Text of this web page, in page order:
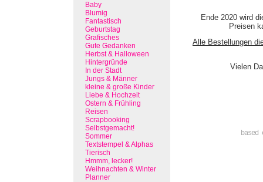
Ende 2020 wird
Preisen
Alle Bestellungen
Vielen
Baby
Blumig
Fantastisch
Geburtstag
Grafisches
Gute Gedanken
Herbst & Halloween
Hintergründe
In der Stadt
Jungs & Männer
kleine & große Kinder
Liebe & Hochzeit
Ostern & Frühling
Reisen
Scrapbooking
Selbstgemacht!
Sommer
Textstempel & Alphas
Tierisch
Hmmm, lecker!
Weihnachten & Winter
Planner